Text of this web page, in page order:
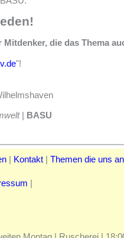
die das Thema
"!
| BASU
| Kontakt | Themen die uns
|